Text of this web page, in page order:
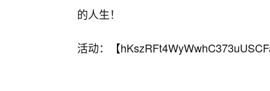
的人生！
活动：【